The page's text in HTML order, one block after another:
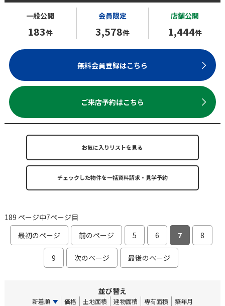
一般公開
183件
会員限定
3,578件
店舗公開
1,444件
無料会員登録はこちら
ご来店予約はこちら
お気に入りリストを見る
189 ページ中7ページ目
最初のページ
前のページ 5 6 7 8
9 次のページ 最後のページ
並び替え
新着順 価格 土地面積 建物面積 専有面積 築年月